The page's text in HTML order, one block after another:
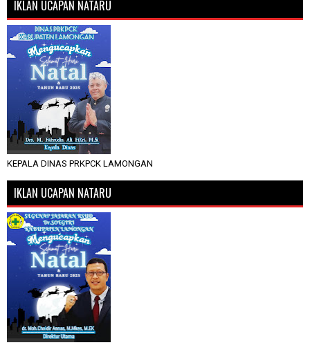
IKLAN UCAPAN NATARU
KEPALA DINAS PRKPCK LAMONGAN
IKLAN UCAPAN NATARU